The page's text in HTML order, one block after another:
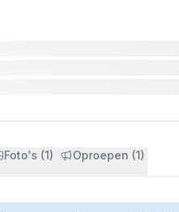
Foto's (1) Oproepen (1)